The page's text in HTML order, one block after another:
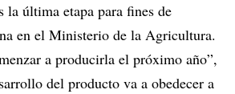
la última etapa para fines de
en el Ministerio de la Agricultura.
a producirla el próximo año”,
del producto va a obedecer a